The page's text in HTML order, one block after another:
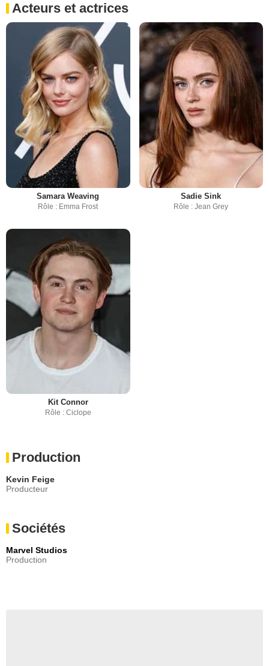
Acteurs et actrices
Samara Weaving
Rôle : Emma Frost
Sadie Sink
Rôle : Jean Grey
Kit Connor
Rôle : Ciclope
Production
Kevin Feige
Producteur
Sociétés
Marvel Studios
Production